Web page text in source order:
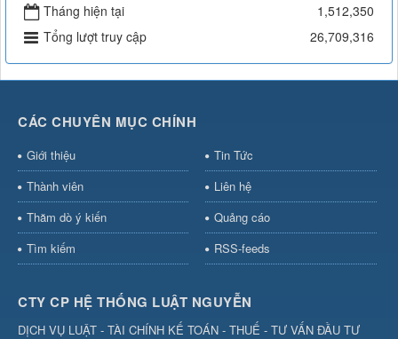
Tháng hiện tại
1,512,350
Tổng lượt truy cập
26,709,316
CÁC CHUYÊN MỤC CHÍNH
Giới thiệu
Tin Tức
Thành viên
Liên hệ
Thăm dò ý kiến
Quảng cáo
Tìm kiếm
RSS-feeds
CTY CP HỆ THỐNG LUẬT NGUYỄN
DỊCH VỤ LUẬT - TÀI CHÍNH KẾ TOÁN - THUẾ - TƯ VẤN ĐẦU TƯ